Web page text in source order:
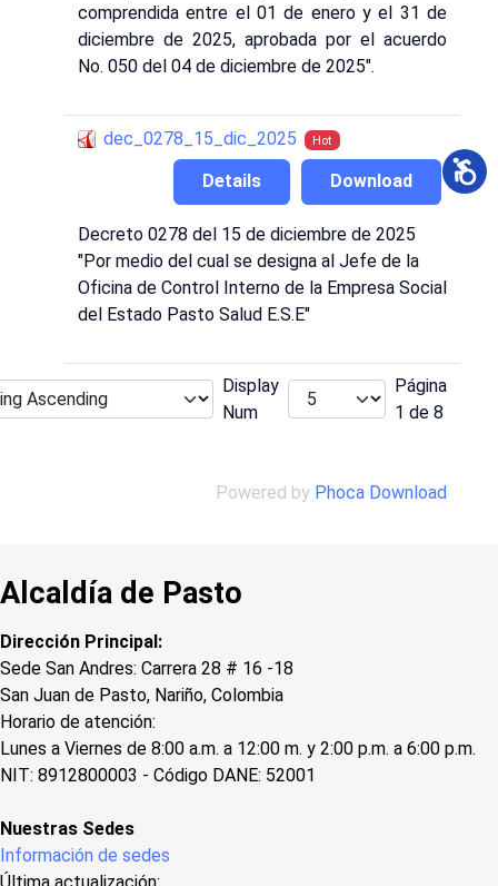
comprendida entre el 01 de enero y el 31 de
diciembre de 2025, aprobada por el acuerdo
No. 050 del 04 de diciembre de 2025".
dec_0278_15_dic_2025 Hot
Download
Details
Decreto 0278 del 15 de diciembre de 2025
"Por medio del cual se designa al Jefe de la
Oficina de Control Interno de la Empresa Social
del Estado Pasto Salud E.S.E"
Display
Num
Página
1 de 8
Powered by Phoca Download
Alcaldía de Pasto
Dirección Principal:
Sede San Andres: Carrera 28 # 16 -18
San Juan de Pasto, Nariño, Colombia
Horario de atención:
Lunes a Viernes de 8:00 a.m. a 12:00 m. y 2:00 p.m. a 6:00 p.m.
NIT: 8912800003 - Código DANE: 52001
Nuestras Sedes
Información de sedes